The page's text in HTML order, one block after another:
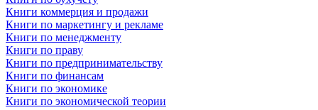
Книги коммерция и продажи
Книги по маркетингу и рекламе
Книги по менеджменту
Книги по праву
Книги по предпринимательству
Книги по финансам
Книги по экономике
Книги по экономической теории